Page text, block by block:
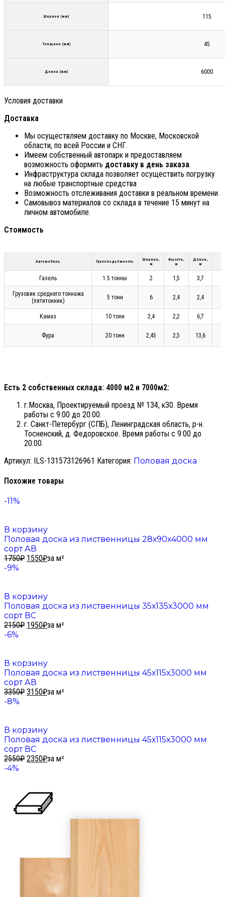
Ширина (мм) 115
Толщина (мм) 45
Длина (мм) 6000
Условия доставки
Доставка
Мы осуществляем доставку по Москве, Московской
области, по всей России и СНГ.
Имеем собственный автопарк и предоставляем
возможность оформить доставку в день заказа.
Инфраструктура склада позволяет осуществить погрузку
на любые транспортные средства
Возможность отслеживания доставки в реальном времени.
Самовывоз материалов со склада в течение 15 минут на
личном автомобиле.
Стоимость
Автомобиль Грузоподъёмность
Ширина,
м
Высота,
м
Длина,
м
Газель 1.5 тонны 2 1,5 3,7
Грузовик среднего тоннажа
(пятитонник)
5 тонн 6 2,4 2,4
Камаз 10 тонн 2,4 2,2 6,7
Фура 20 тонн 2,45 2,5 13,6
Есть 2 собственных склада: 4000 м2 и 7000м2:
г.Москва, Проектируемый проезд № 134, к30. Время
работы с 9:00 до 20:00.
г. Санкт-Петербург (СПБ), Ленинградская область, р-н.
Тосненский, д. Федоровское. Время работы с 9:00 до
20:00.
Артикул: ILS-131573126961 Категория: Половая доска
Похожие товары
-11%
В корзину
Половая доска из лиственницы 28х90х4000 мм
сорт АВ
1750₽ 1550₽за м²
-9%
В корзину
Половая доска из лиственницы 35х135х3000 мм
сорт ВС
2150₽ 1950₽за м²
-6%
В корзину
Половая доска из лиственницы 45х115х3000 мм
сорт АВ
3350₽ 3150₽за м²
-8%
В корзину
Половая доска из лиственницы 45х115х3000 мм
сорт ВС
2550₽ 2350₽за м²
-4%